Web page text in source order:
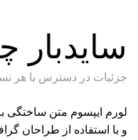
سایدبار
جزئیات در دسترس با هر
لورم ایپسوم متن ساختگی
و با استفاده از طراحان